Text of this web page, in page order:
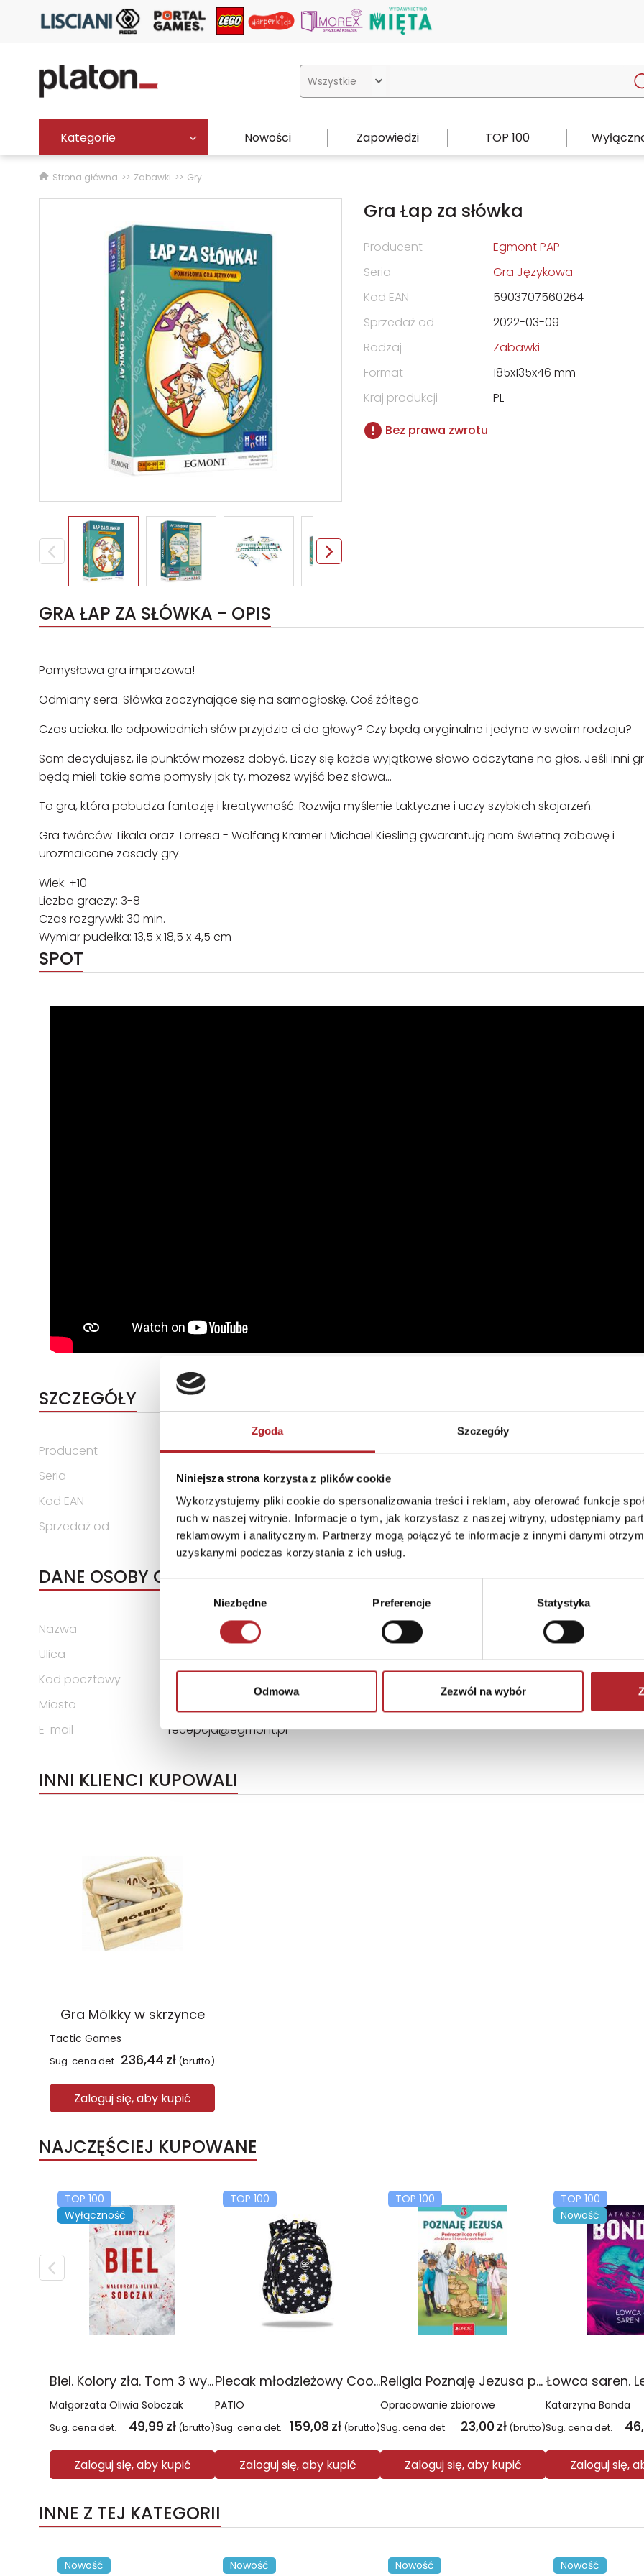
Zgoda Szczegóły
Niniejsza strona korzysta z plików cookie
Wykorzystujemy pliki cookie do spersonalizowania treści i reklam, aby oferować funkcje
ruch w naszej witrynie. Informacje o tym, jak korzystasz z naszej witryny, udostępniamy
reklamowym i analitycznym. Partnerzy mogą połączyć te informacje z innymi danymi
uzyskanymi podczas korzystania z ich usług.
Wybór
Niezbędne Preferencje Statystyka
Odmowa Zezwól na wybór

Kategorie Nowości Zapowiedzi TOP 100
Strona główna Zabawki Gry
Gra Łap za słówka
Producent
Egmont PAP
Seria
Gra Językowa
Kod EAN
5903707560264
Sprzedaż od
2022-03-09
Rodzaj
Zabawki
Format
185x135x46 mm
Kraj produkcji
PL
Bez prawa zwrotu
GRA ŁAP ZA SŁÓWKA - OPIS
Pomysłowa gra imprezowa!
Odmiany sera. Słówka zaczynające się na samogłoskę. Coś żółtego.
Czas ucieka. Ile odpowiednich słów przyjdzie ci do głowy? Czy będą oryginalne i jedyne w swoim rodzaju?
Sam decydujesz, ile punktów możesz dobyć. Liczy się każde wyjątkowe słowo odczytane na głos. Jeśli inni
będą mieli takie same pomysły jak ty, możesz wyjść bez słowa…
To gra, która pobudza fantazję i kreatywność. Rozwija myślenie taktyczne i uczy szybkich skojarzeń.
Gra twórców Tikala oraz Torresa - Wolfang Kramer i Michael Kiesling gwarantują nam świetną zabawę i
urozmaicone zasady gry.
Wiek: +10
Liczba graczy: 3-8
Czas rozgrywki: 30 min.
Wymiar pudełka: 13,5 x 18,5 x 4,5 cm
SPOT
SZCZEGÓŁY
Producent
Egmont PAP
Seria
Gra Językowa
Kod EAN
5903707560264
Sprzedaż od
2022-03-09
Rodzaj
Zabawki
Format
Kraj produkcji
PL
Zwrot towaru
Brak prawa zwrotu
DANE OSOBY ODPOWIEDZIALNEJ
Nazwa
Story House Egmont Sp. o.o.
Ulica
Kod pocztowy
Miasto
E-mail
recepcja@egmont.pl
INNI KLIENCI KUPOWALI
Gra Mölkky w skrzynce
Tactic Games
Sug. cena det. 236,44 zł (brutto)
Zaloguj się, aby kupić
NAJCZĘŚCIEJ KUPOWANE
TOP 100
Wyłączność
Biel. Kolory zła. Tom 3 wyd. 2025
Małgorzata Oliwia Sobczak
Sug. cena det. 49,99 zł (brutto)
Zaloguj się, aby kupić
TOP 100
Plecak młodzieżowy Coolpack Jerry Daisy Black
PATIO
Sug. cena det. 159,08 zł (brutto)
Zaloguj się, aby kupić
TOP 100
Religia Poznaję Jezusa podręcznik dla klasy 3 szkoły podstawowej
Opracowanie zbiorowe
Sug. cena det. 23,00 zł (brutto)
Zaloguj się, aby kupić
TOP 100
Nowość
Łowca saren.
Katarzyna Bonda
Sug. cena det.
Zaloguj się,
INNE Z TEJ KATEGORII
Nowość Nowość Nowość Nowość